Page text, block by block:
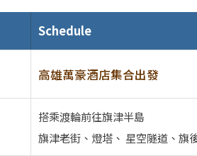
Schedule
高雄萬豪酒店集合出發
搭乘渡輪前往旗津半島
旗津老街、燈塔、 星空隧道、旗